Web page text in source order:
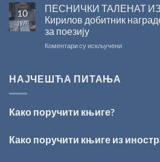
Сали
одржано
уручење
10
јул
ПЕСНИЧКИ ТАЛЕНАТ
Кирилов добитник
за поезију
Коментари су искљученина
„Милован
НАЈЧЕШЋА ПИТАЊА
Како поручити књиге?
Како поручити књиге из